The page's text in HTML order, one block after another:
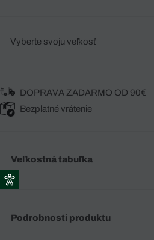
Vyberte svoju veľkosť
DOPRAVA ZADARMO OD 90€
Bezplatné vrátenie
Veľkostná tabuľka
Podrobnosti produktu